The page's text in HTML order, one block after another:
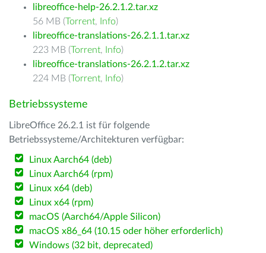
libreoffice-help-26.2.1.2.tar.xz
56 MB (Torrent, Info)
libreoffice-translations-26.2.1.1.tar.xz
223 MB (Torrent, Info)
libreoffice-translations-26.2.1.2.tar.xz
224 MB (Torrent, Info)
Betriebssysteme
LibreOffice 26.2.1 ist für folgende
Betriebssysteme/Architekturen verfügbar:
Linux Aarch64 (deb)
Linux Aarch64 (rpm)
Linux x64 (deb)
Linux x64 (rpm)
macOS (Aarch64/Apple Silicon)
macOS x86_64 (10.15 oder höher erforderlich)
Windows (32 bit, deprecated)